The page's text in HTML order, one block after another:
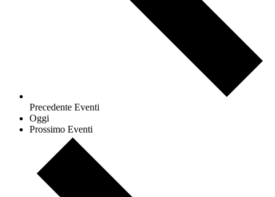
Precedente Eventi
Oggi
Prossimo Eventi